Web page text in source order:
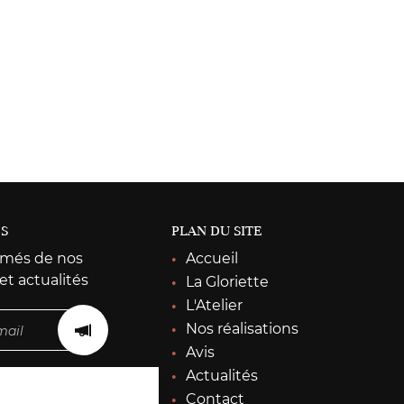
de nos
actualités
PLAN DU SITE
Accueil
La Gloriette
L'Atelier
Nos réalisations
Avis
Actualités
Contact